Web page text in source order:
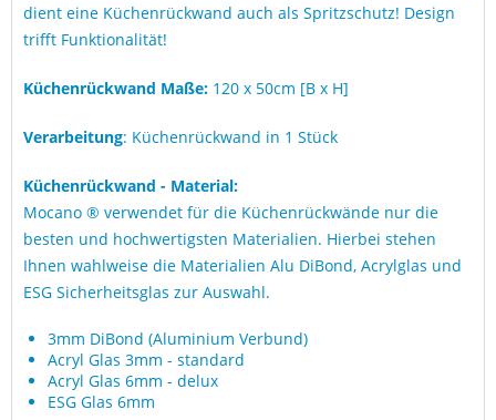
dient eine Küchenrückwand auch als Spritzschutz! Design
trifft Funktionalität!
Küchenrückwand Maße: 120 x 50cm [B x H]
Verarbeitung: Küchenrückwand in 1 Stück
Küchenrückwand - Material:
Mocano ® verwendet für die Küchenrückwände nur die
besten und hochwertigsten Materialien. Hierbei stehen
Ihnen wahlweise die Materialien Alu DiBond, Acrylglas und
ESG Sicherheitsglas zur Auswahl.
3mm DiBond (Aluminium Verbund)
Acryl Glas 3mm - standard
Acryl Glas 6mm - delux
ESG Glas 6mm